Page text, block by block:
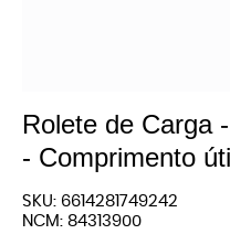
Rolete de Carga
- Comprimento
SKU: 6614281749242
NCM: 84313900